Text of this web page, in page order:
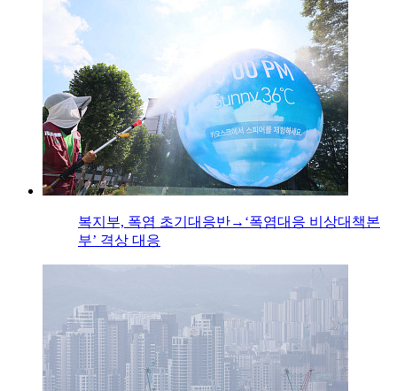
복지부, 폭염 초기대응반→‘폭염대응 비상대책본
부’ 격상 대응